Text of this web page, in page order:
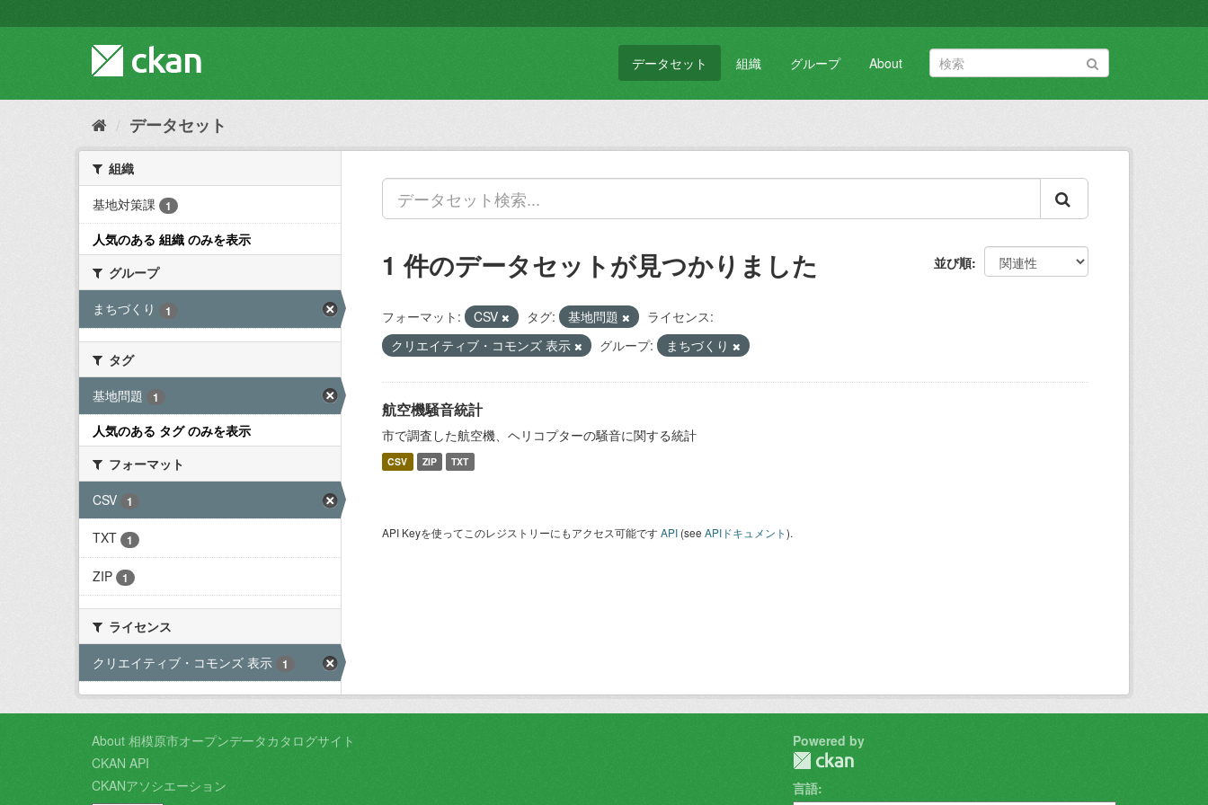
キ
て
データセット 組織 グループ About
データセット
組織
基地対策課
1
人気のある 組織 のみを表示
グループ
まちづくり
1
タグ
基地問題
1
人気のある タグ のみを表示
フォーマット
CSV
1
TXT 1
ZIP 1
ライセンス
クリエイティブ・コモンズ 表示
1
並び順
1 件のデータセットが見つかりました
フォーマット: CSV タグ: 基地問題
ライセンス:
クリエイティブ・コモンズ 表示
グループ: まちづくり
航空機騒音統計
市で調査した航空機、ヘリコプターの騒音に関する統計
CSV ZIP TXT
API Keyを使ってこのレジストリーにもアクセス可能ですAPI (see APIドキュメント).
About 相模原市オープンデータカタログサイト
CKAN API
CKANアソシエーション
Powered by
言語